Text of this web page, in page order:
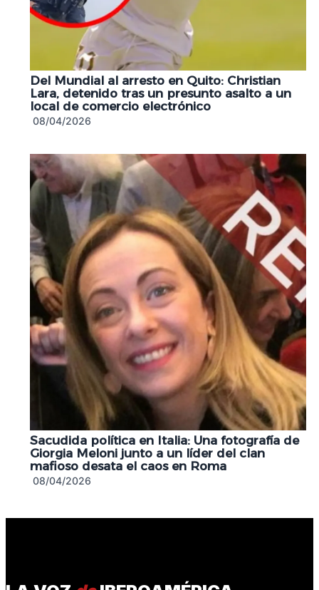
Del Mundial al arresto en Quito: Christian
Lara, detenido tras un presunto asalto a un
local de comercio electrónico
08/04/2026
Sacudida política en Italia: Una fotografía de
Giorgia Meloni junto a un líder del clan
mafioso desata el caos en Roma
08/04/2026